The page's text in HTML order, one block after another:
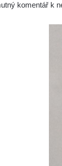
komentář k